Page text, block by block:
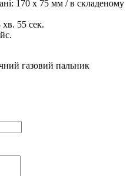
170 x 75 мм / в складеному
55 сек.
газовий пальник